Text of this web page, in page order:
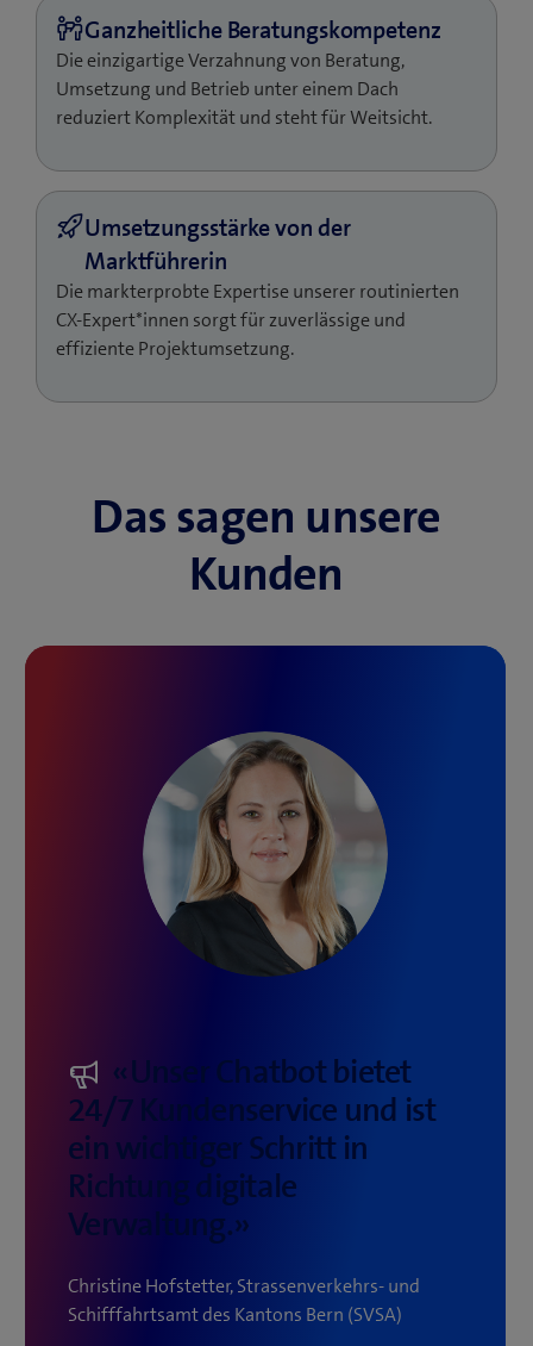
steigern die Kundenloyalität und generieren
Mehrumsätze.
Gerne beraten wir Sie bei der Touchpoint-Analyse und
beim Vernetzen Ihrer Systeme, damit Sie allen
Kundenerlebniskette sämtliche Informationen zur
Verfügung stellen und Prozesse wo immer möglich
automatisieren können.
Die einzigartige Verzahnung von Beratung,
Umsetzung und Betrieb unter einem Dach
reduziert Komplexität und steht für Weitsicht.
Die markterprobte Expertise unserer routinierten
CX-Expert*innen sorgt für zuverlässige und
effiziente Projektumsetzung.
Das sagen unsere
Kunden
«Unser Chatbot bietet
24/7 Kundenservice und ist
ein wichtiger Schritt in
Richtung digitale
Verwaltung.​»
Christine Hofstetter, Strassenverkehrs- und
Schifffahrtsamt des Kantons Bern (SVSA)​